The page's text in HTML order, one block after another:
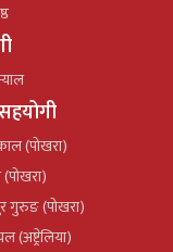
(पोखरा)
(पोखरा)
गुरुङ (पोखरा)
(अष्ट्रेलिया)